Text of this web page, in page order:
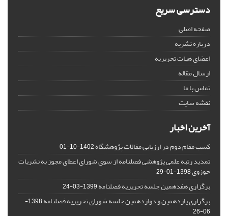
دسترسی سریع
صفحه اصلی
درباره نشریه
اعضای هیات تحریریه
ارسال مقاله
تماس با ما
نقشه سایت
آخرین اخبار
کسب مقام دوم در ارزیابی مقالات پژوهشگاه1402-10-01
تمدید رتبه علمی پژوهشی فصلنامه از سوی شورای اعطای مجوز به نشریات
حوزوی1398-01-29
برگزاری هفدهمین جلسه تحریریه فصلنامه1399-03-24
برگزاری یازدهمین و دوازدهمین جلسه شورای تحریریه فصلنامه
1398-
06-26